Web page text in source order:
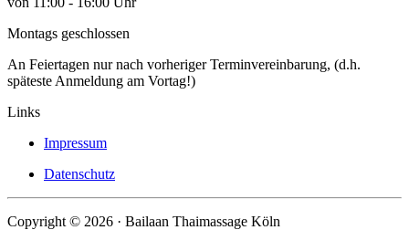
Montags geschlossen
An Feiertagen nur nach vorheriger Terminvereinbarung, (d.h.
späteste Anmeldung am Vortag!)
Links
Impressum
Datenschutz
Copyright © 2026 · Bailaan Thaimassage Köln